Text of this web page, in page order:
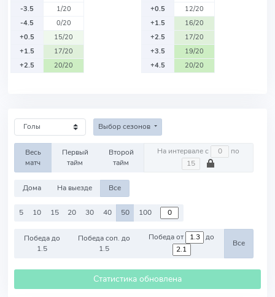
-3.5
1/20
-4.5
0/20
+0.5
15/20
+1.5
17/20
+2.5
20/20
+0.5
12/20
+1.5
16/20
+2.5
17/20
+3.5
19/20
+4.5
20/20
Выбор сезонов
Весь
матч
Первый
тайм
Второй
тайм
На интервале с по
Дома На выезде Все
5 10 15 20 30 40 50 100
Победа до
1.5
Победа соп. до
1.5
Победа от до
Все
Статистика обновлена